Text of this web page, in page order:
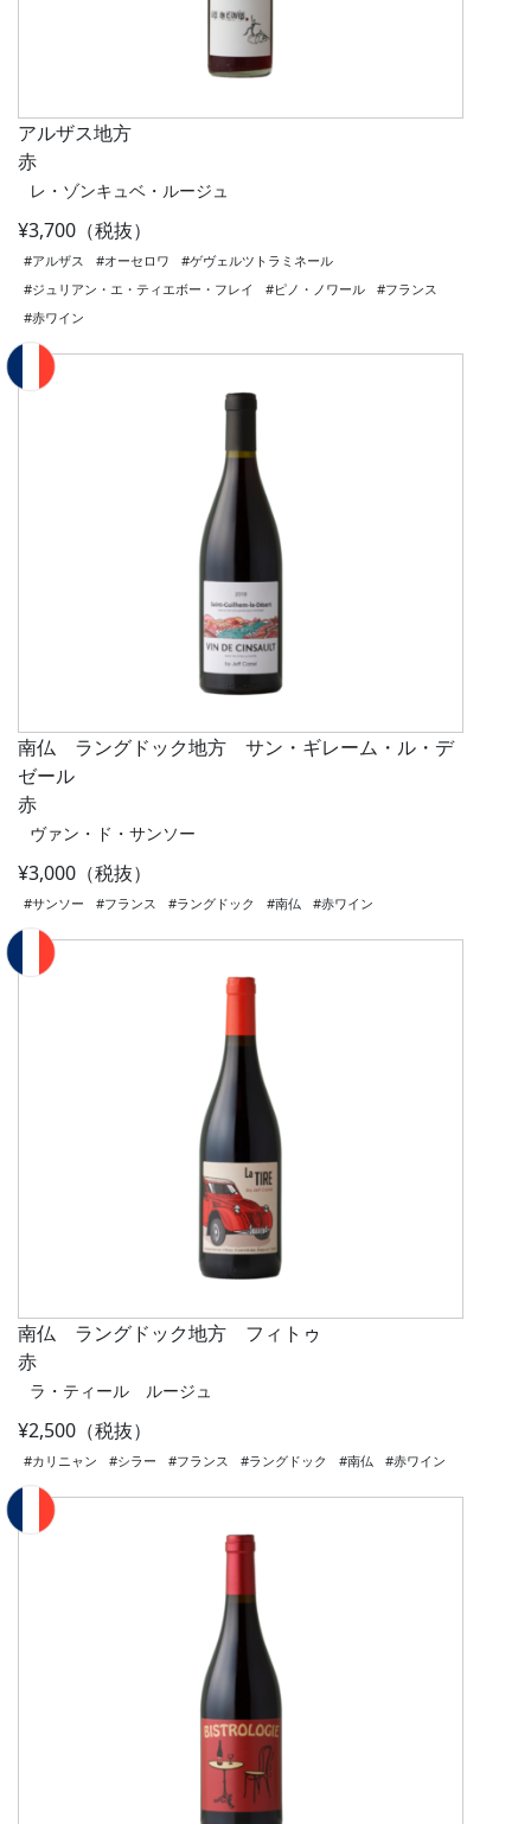
アルザス地方
赤
レ・ゾンキュベ・ルージュ
¥3,700（税抜）
#アルザス #オーセロワ
#ゲヴェルツトラミネール
#ジュリアン・エ・ティエボー・フレイ
#ピノ・ノワール
#フランス
#赤ワイン
南仏 ラングドック地方 サン・ギレーム・ル・デ
ゼール
赤
ヴァン・ド・サンソー
¥3,000（税抜）
#サンソー #フランス #ラングドック #南仏 #赤ワイン
南仏 ラングドック地方 フィトゥ
赤
ラ・ティール ルージュ
¥2,500（税抜）
#カリニャン #シラー #フランス #ラングドック #南仏 #赤ワイン